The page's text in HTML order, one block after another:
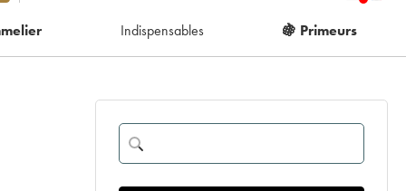
Indispensables 🍇 Primeurs